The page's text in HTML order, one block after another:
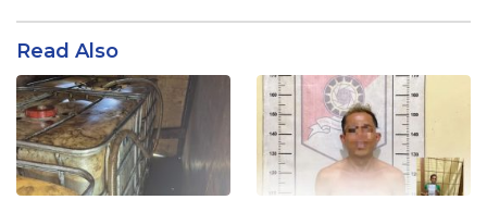
Read Also